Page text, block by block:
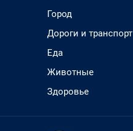
Город
Дороги и транспорт
Еда
Животные
Здоровье